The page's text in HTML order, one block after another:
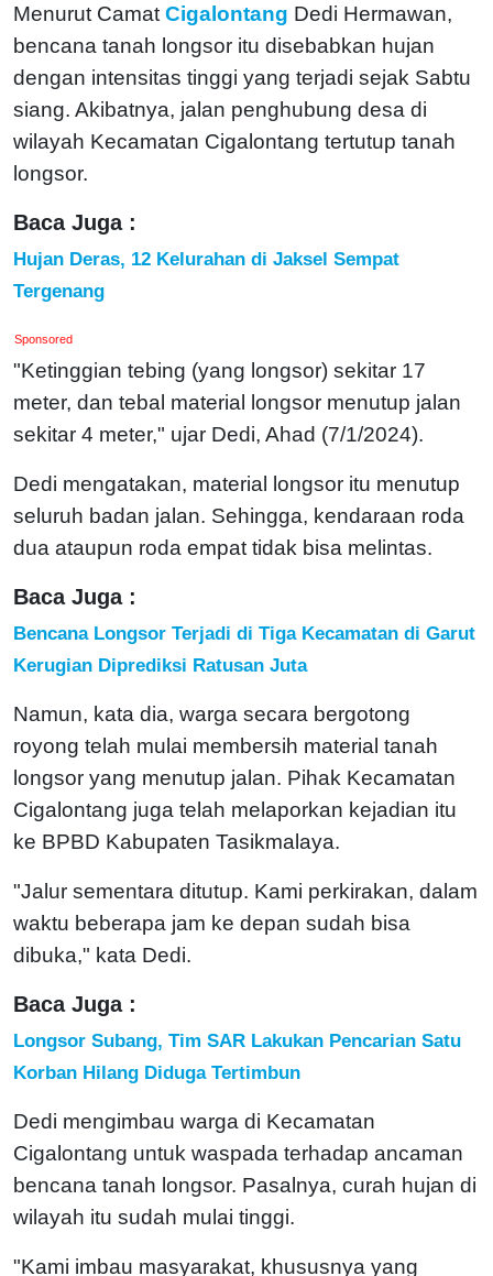
Menurut Camat Cigalontang Dedi Hermawan,
bencana tanah longsor itu disebabkan hujan
dengan intensitas tinggi yang terjadi sejak Sabtu
siang. Akibatnya, jalan penghubung desa di
wilayah Kecamatan Cigalontang tertutup tanah
longsor.
Baca Juga :
Hujan Deras, 12 Kelurahan di Jaksel Sempat
Tergenang
Sponsored
"Ketinggian tebing (yang longsor) sekitar 17
meter, dan tebal material longsor menutup jalan
sekitar 4 meter," ujar Dedi, Ahad (7/1/2024).
Dedi mengatakan, material longsor itu menutup
seluruh badan jalan. Sehingga, kendaraan roda
dua ataupun roda empat tidak bisa melintas.
Baca Juga :
Bencana Longsor Terjadi di Tiga Kecamatan di Garut
Kerugian Diprediksi Ratusan Juta
Namun, kata dia, warga secara bergotong
royong telah mulai membersih material tanah
longsor yang menutup jalan. Pihak Kecamatan
Cigalontang juga telah melaporkan kejadian itu
ke BPBD Kabupaten Tasikmalaya.
"Jalur sementara ditutup. Kami perkirakan, dalam
waktu beberapa jam ke depan sudah bisa
dibuka," kata Dedi.
Baca Juga :
Longsor Subang, Tim SAR Lakukan Pencarian Satu
Korban Hilang Diduga Tertimbun
Dedi mengimbau warga di Kecamatan
Cigalontang untuk waspada terhadap ancaman
bencana tanah longsor. Pasalnya, curah hujan di
wilayah itu sudah mulai tinggi.
"Kami imbau masyarakat, khususnya yang